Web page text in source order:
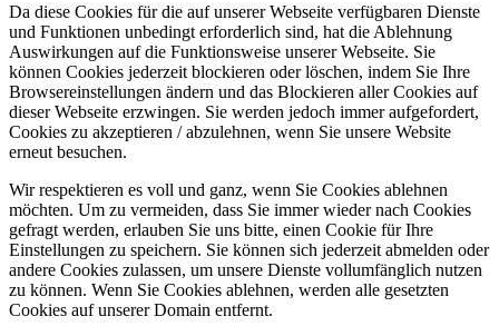
Da diese Cookies für die auf unserer Webseite verfügbaren Dienste
und Funktionen unbedingt erforderlich sind, hat die Ablehnung
Auswirkungen auf die Funktionsweise unserer Webseite. Sie
können Cookies jederzeit blockieren oder löschen, indem Sie Ihre
Browsereinstellungen ändern und das Blockieren aller Cookies auf
dieser Webseite erzwingen. Sie werden jedoch immer aufgefordert,
Cookies zu akzeptieren / abzulehnen, wenn Sie unsere Website
erneut besuchen.
Wir respektieren es voll und ganz, wenn Sie Cookies ablehnen
möchten. Um zu vermeiden, dass Sie immer wieder nach Cookies
gefragt werden, erlauben Sie uns bitte, einen Cookie für Ihre
Einstellungen zu speichern. Sie können sich jederzeit abmelden oder
andere Cookies zulassen, um unsere Dienste vollumfänglich nutzen
zu können. Wenn Sie Cookies ablehnen, werden alle gesetzten
Cookies auf unserer Domain entfernt.